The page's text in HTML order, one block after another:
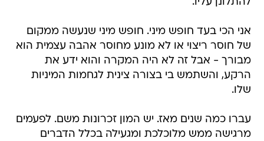
אני הכי בעד חופש מיני. חופש מיני שנעשה ממקום
של חוסר ריצוי או לא מונע מחוסר אהבה עצמית הוא
מבורך - אבל זה לא היה המקרה והוא ידע את
הרקע, והשתמש בי בצורה צינית לגחמות המיניות
שלו.
עברו כמה שנים מאז. יש המון זכרונות משם. לפעמים
מרגישה ממש מלוכלכת ומגעילה בכלל הדברים